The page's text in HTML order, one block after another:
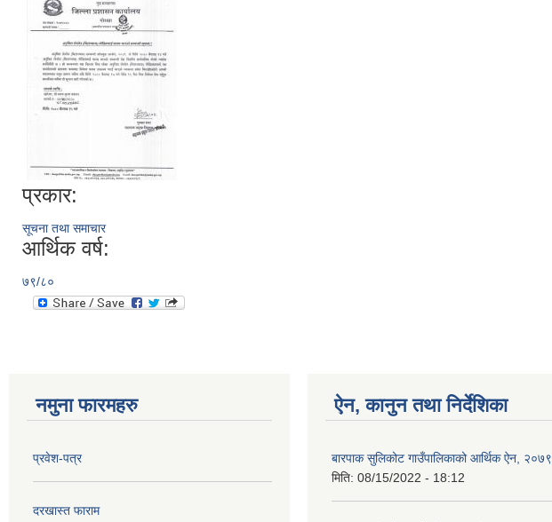
प्रकार:
सूचना तथा समाचार
आर्थिक वर्ष:
७९/८०
नमुना फारमहरु
प्रवेश-पत्र
दरखास्त फाराम
ऐन, कानुन तथा निर्देशिका
बारपाक सुलिकोट गाउँपालिकाको आर्थिक ऐन, २०७९
मिति: 08/15/2022 - 18:12